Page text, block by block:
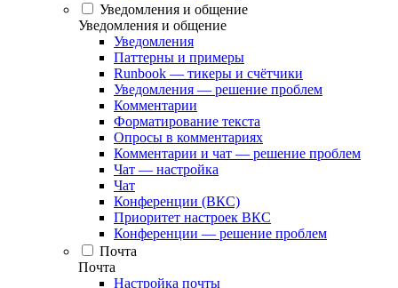
Уведомления и общение
Уведомления и общение
Уведомления
Паттерны и примеры
Runbook — тикеры и счётчики
Уведомления — решение проблем
Комментарии
Форматирование текста
Опросы в комментариях
Комментарии и чат — решение проблем
Чат — настройка
Чат
Конференции (ВКС)
Приоритет настроек ВКС
Конференции — решение проблем
Почта
Почта
Настройка почты